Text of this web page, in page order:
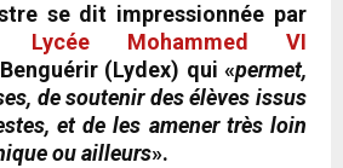
se dit impressionnée par
Lycée Mohammed VI
(Lydex) qui «permet,
de soutenir des élèves issus
et de les amener très loin
ou ailleurs».